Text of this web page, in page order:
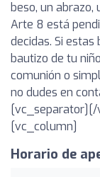
beso, un
Arte 8 está
decidas. Si
bautizo de tu
comunión o
no dudes en
[vc_column]
Horario de